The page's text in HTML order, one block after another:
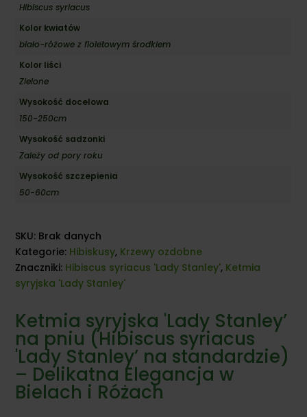
Hibiscus syriacus
Kolor kwiatów
biało-różowe z fioletowym środkiem
Kolor liści
Zielone
Wysokość docelowa
150-250cm
Wysokość sadzonki
Zależy od pory roku
Wysokość szczepienia
50-60cm
SKU: Brak danych
Kategorie: Hibiskusy, Krzewy ozdobne
Znaczniki: Hibiscus syriacus 'Lady Stanley', Ketmia
syryjska 'Lady Stanley'
Ketmia syryjska 'Lady Stanley’
na pniu (Hibiscus syriacus
'Lady Stanley’ na standardzie)
– Delikatna Elegancja w
Bielach i Różach